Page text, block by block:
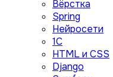
Вёрстка
Spring
Нейросети
1C
HTML и CSS
Django